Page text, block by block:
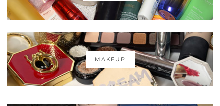
MAKEUP